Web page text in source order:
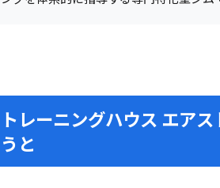
トレーニングハウス エア
うと